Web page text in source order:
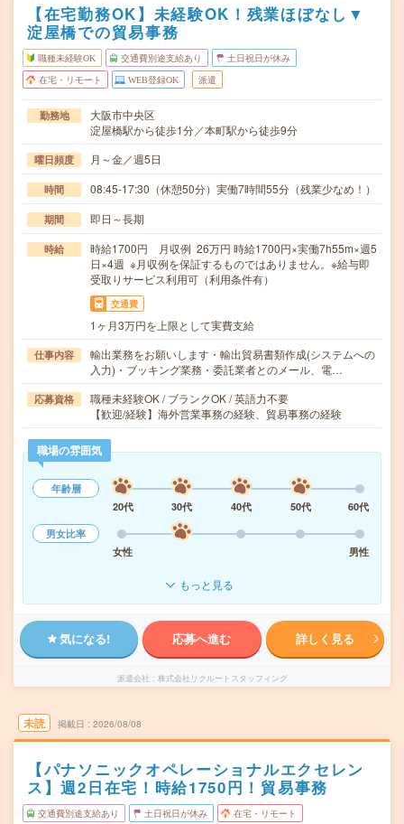
【在宅勤務OK】未経験OK！残業ほぼなし▼
淀屋橋での貿易事務
職種未経験OK 交通費別途支給あり 土日祝日が休み
在宅・リモート WEB登録OK 派遣
勤務地
大阪市中央区
淀屋橋駅から徒歩1分／本町駅から徒歩9分
曜日頻度 月～金／週5日
時間 08:45-17:30（休憩50分）実働7時間55分（残業少なめ！）
期間 即日～長期
時給
時給1700円 月収例 26万円 時給1700円×実働7h55m×週5
日×4週 ※月収例を保証するものではありません。※給与即
受取りサービス利用可（利用条件有）
交通費
1ヶ月3万円を上限として実費支給
仕事内容
輸出業務をお願いします・輸出貿易書類作成(システムへの
入力)・ブッキング業務・委託業者とのメール、電…
応募資格
職種未経験OK / ブランクOK / 英語力不要
【歓迎/経験】海外営業事務の経験、貿易事務の経験
職場の雰囲気
年齢層
20代
30代 40代 50代
60代
男女比率
女性
男性
もっと見る
気になる! 応募へ進む 詳しく見る
派遣会社 株式会社リクルートスタッフィング
未読 掲載日 2026/08/08
【パナソニックオペレーショナルエクセレン
ス】週2日在宅！時給1750円！貿易事務
交通費別途支給あり 土日祝日が休み 在宅・リモート